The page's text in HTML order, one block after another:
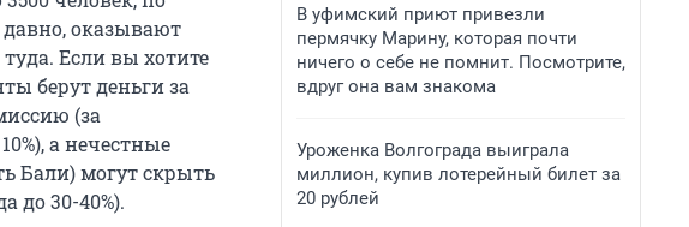
оказывают
Если вы хотите
берут деньги за
(за
а нечестные
Бали) могут скрыть
до 30-40%).
В уфимский приют привезли
пермячку Марину, которая почти
ничего о себе не помнит. Посмотрите,
вдруг она вам знакома
Уроженка Волгограда выиграла
миллион, купив лотерейный билет за
20 рублей